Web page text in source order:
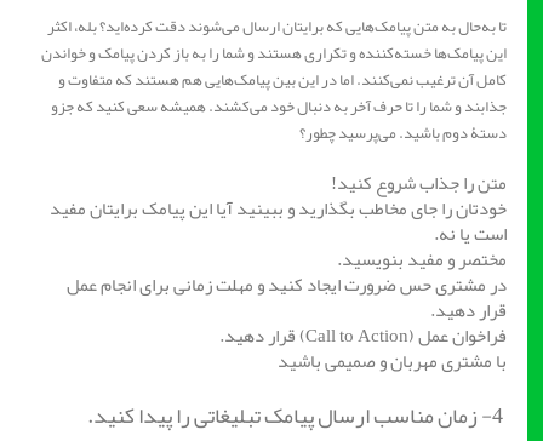
تا به‌حال به متن پیامک‌هایی که برایتان ارسال می‌شوند دقت کرده‌اید؟ بله، اکثر
این پیامک‌ها خسته‌کننده و تکراری هستند و شما را به باز کردن پیامک و خواندن
کامل آن ترغیب نمی‌کنند. اما در این بین پیامک‌هایی هم هستند که متفاوت و
جذابند و شما را تا حرف آخر به دنبال خود می‌کشند. همیشه سعی کنید که جزو
دستۀ دوم باشید. می‌پرسید چطور؟
متن را جذاب شروع کنید!
خودتان را جای مخاطب بگذارید و ببینید آیا این پیامک برایتان مفید
است یا نه.
مختصر و مفید بنویسید.
در مشتری حس ضرورت ایجاد کنید و مهلت زمانی برای انجام عمل
قرار دهید.
فراخوان عمل (Call to Action) قرار دهید.
با مشتری مهربان و صمیمی باشید